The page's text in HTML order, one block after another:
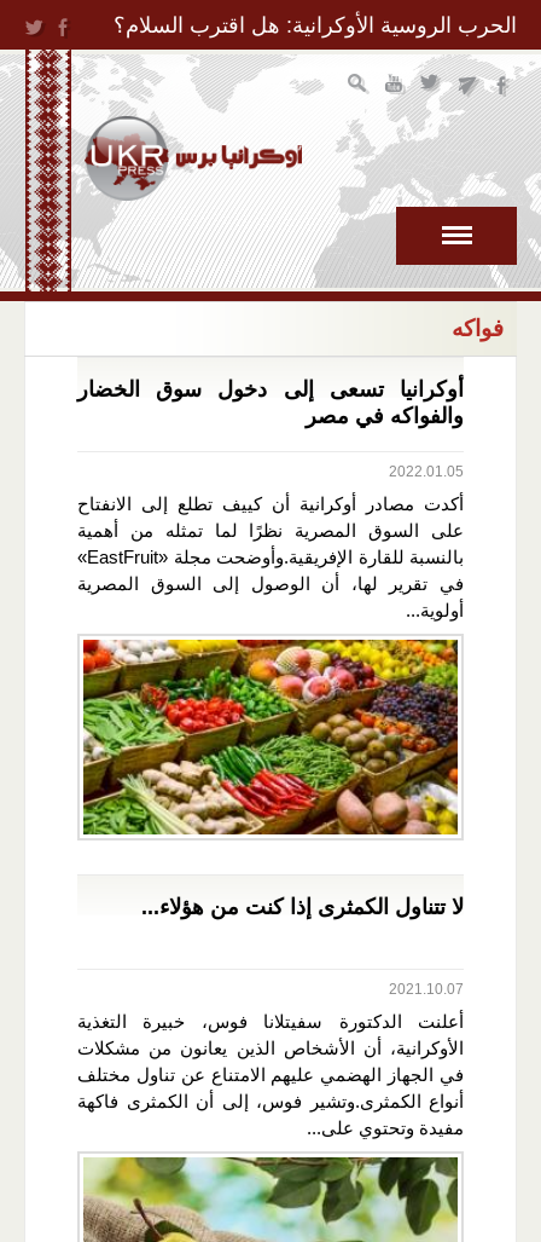
Jump to Navigation
الحرب الروسية الأوكرانية: هل اقترب السلام؟
فواكه
أوكرانيا تسعى إلى دخول سوق الخضار
والفواكه في مصر
2022.01.05
أكدت مصادر أوكرانية أن كييف تطلع إلى الانفتاح
على السوق المصرية نظرًا لما تمثله من أهمية
بالنسبة للقارة الإفريقية.وأوضحت مجلة «EastFruit»
في تقرير لها، أن الوصول إلى السوق المصرية
أولوية...
لا تتناول الكمثرى إذا كنت من هؤلاء...
2021.10.07
أعلنت الدكتورة سفيتلانا فوس، خبيرة التغذية
الأوكرانية، أن الأشخاص الذين يعانون من مشكلات
في الجهاز الهضمي عليهم الامتناع عن تناول مختلف
أنواع الكمثرى.وتشير فوس، إلى أن الكمثرى فاكهة
مفيدة وتحتوي على...